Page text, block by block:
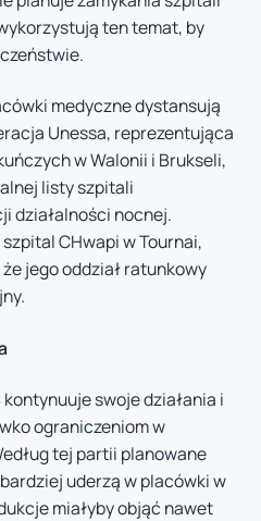
ten temat, by
medyczne dystansują
Unessa, reprezentująca
w Walonii i Brukseli,
listy szpitali
działalności nocnej.
CHwapi w Tournai,
jego oddział ratunkowy
swoje działania i
ograniczeniom w
tej partii planowane
uderzą w placówki w
miałyby objąć nawet